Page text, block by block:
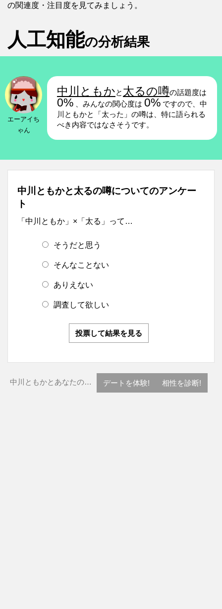
の関連度・注目度を見てみましょう。
人工知能の分析結果
エーアイち
ゃん
中川ともかと 太るの噂の話題度は
0% 、みんなの関心度は 0% ですので、中
川ともかと「太った」の噂は、特に語られる
べき内容ではなさそうです。
中川ともかと太るの噂についてのアンケー
ト
「中川ともか」×「太る」って…
そうだと思う
そんなことない
ありえない
調査して欲しい
投票して結果を見る
中川ともかとあなたの… デートを体験! 相性を診断!